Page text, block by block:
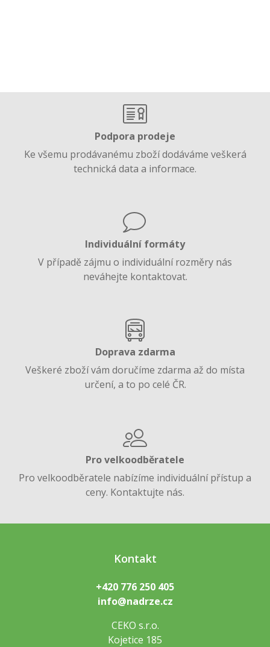
Podpora prodeje
Ke všemu prodávanému zboží dodáváme veškerá
technická data a informace.
Individuální formáty
V případě zájmu o individuální rozměry nás
neváhejte kontaktovat.
Doprava zdarma
Veškeré zboží vám doručíme zdarma až do místa
určení, a to po celé ČR.
Pro velkoodběratele
Pro velkoodběratele nabízíme individuální přístup a
ceny. Kontaktujte nás.
Kontakt
+420 776 250 405
info@nadrze.cz
CEKO s.r.o.
Kojetice 185